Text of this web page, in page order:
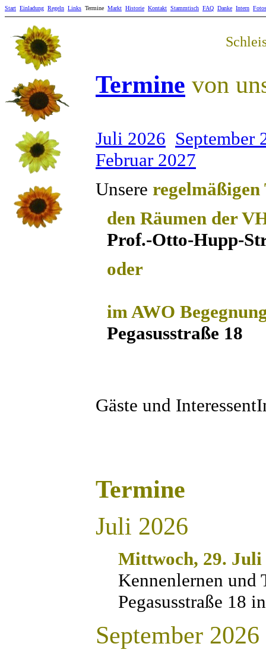
Start Einladung Regeln Links Termine Markt Historie Kontakt Stammtisch FAQ Danke Intern Fotos
Termine von
Juli 2026 September
Februar 2027
Unsere
den Räumen der
Prof.-Otto-Hupp-
oder
im AWO
Pegasusstraße 18
Gäste und
Termine
Juli 2026
Mittwoch, 29. Juli
Kennenlernen und
Pegasusstraße 18
September 2026